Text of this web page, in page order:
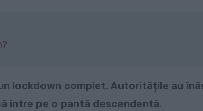
lockdown complet. Autoritățile au
intre pe o pantă descendentă.